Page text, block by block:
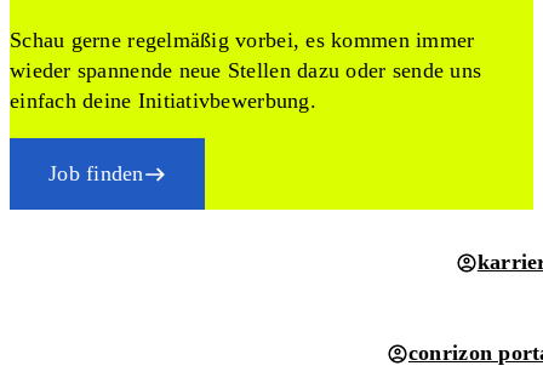
Schau gerne regelmäßig vorbei, es kommen immer
wieder spannende neue Stellen dazu oder sende uns
einfach deine Initiativbewerbung.
Job finden
conrizon